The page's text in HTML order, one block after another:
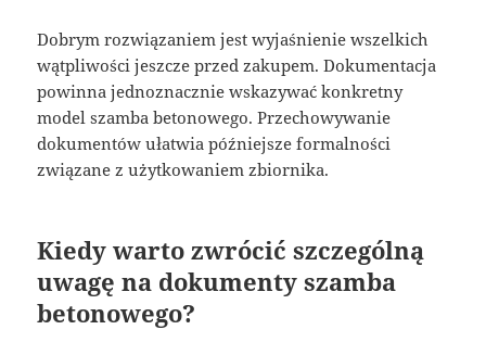
Dobrym rozwiązaniem jest wyjaśnienie wszelkich
wątpliwości jeszcze przed zakupem. Dokumentacja
powinna jednoznacznie wskazywać konkretny
model szamba betonowego. Przechowywanie
dokumentów ułatwia późniejsze formalności
związane z użytkowaniem zbiornika.
Kiedy warto zwrócić szczególną
uwagę na dokumenty szamba
betonowego?